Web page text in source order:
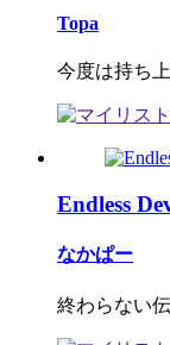
Topa
今度は持ち
Endless
なかぱー
終わらない